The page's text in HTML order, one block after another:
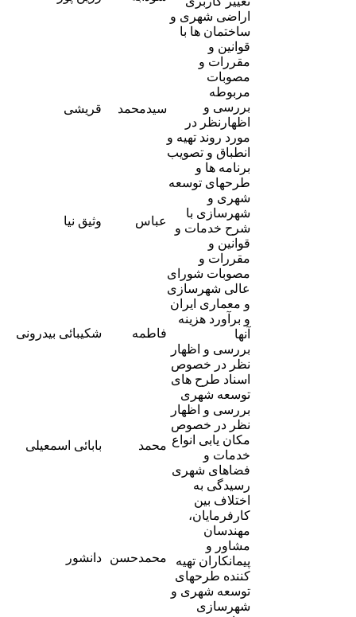
اراضی شهری و
ساختمان ها با
قوانین و
مقررات و
مصوبات
مربوطه
بررسی و
اظهارنظر در
مورد روند تهیه و
انطباق و تصویب
برنامه ها و
طرحهای توسعه
شهری و
شهرسازی با
شرح خدمات و
قوانین و
مقررات و
مصوبات شورای
عالی شهرسازی
و معماری ایران
و برآورد هزینه
آنها
بررسی و اظهار
نظر در خصوص
اسناد طرح های
توسعه شهری
بررسی و اظهار
نظر در خصوص
مکان یابی انواع
خدمات و
فضاهای شهری
رسیدگی به
اختلاف بین
کارفرمایان،
مهندسان
مشاور و
پیمانکاران تهیه
کننده طرحهای
توسعه شهری و
شهرسازی
سیدمحمد قریشی
عباس وثیق نیا
فاطمه شکیبائی بیدرونی
محمد بابائی اسمعیلی
محمدحسن دانشور